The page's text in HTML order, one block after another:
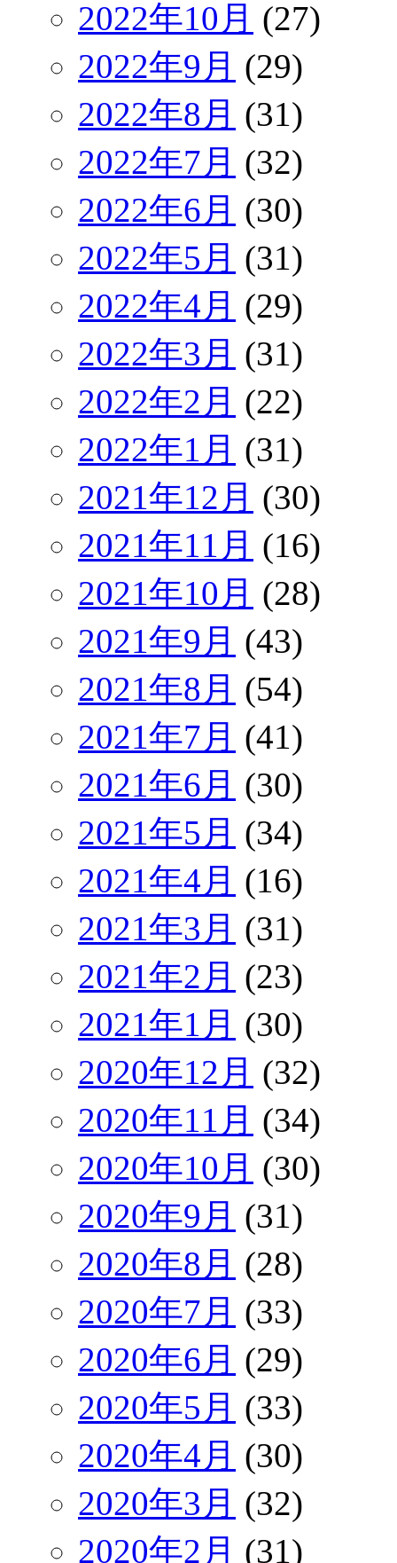
2022年10月 (27)
2022年9月 (29)
2022年8月 (31)
2022年7月 (32)
2022年6月 (30)
2022年5月 (31)
2022年4月 (29)
2022年3月 (31)
2022年2月 (22)
2022年1月 (31)
2021年12月 (30)
2021年11月 (16)
2021年10月 (28)
2021年9月 (43)
2021年8月 (54)
2021年7月 (41)
2021年6月 (30)
2021年5月 (34)
2021年4月 (16)
2021年3月 (31)
2021年2月 (23)
2021年1月 (30)
2020年12月 (32)
2020年11月 (34)
2020年10月 (30)
2020年9月 (31)
2020年8月 (28)
2020年7月 (33)
2020年6月 (29)
2020年5月 (33)
2020年4月 (30)
2020年3月 (32)
2020年2月 (31)